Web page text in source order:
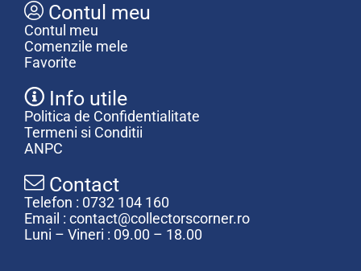
Contul meu
Contul meu
Comenzile mele
Favorite
Info utile
Politica de Confidentialitate
Termeni si Conditii
ANPC
Contact
Telefon : 0732 104 160
Email : contact@collectorscorner.ro
Luni – Vineri : 09.00 – 18.00